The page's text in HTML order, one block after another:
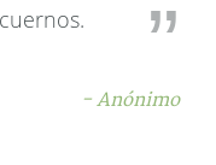
- Anónimo